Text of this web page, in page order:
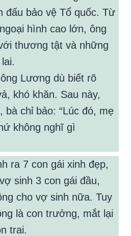
đấu bảo vệ Tổ quốc. Từ
hình cao lớn, ông
thương tật và những
Lương dù biết rõ
khó khăn. Sau này,
bà chỉ bảo: “Lúc đó, mẹ
không nghĩ gì
ra 7 con gái xinh đẹp,
sinh 3 con gái đầu,
cho vợ sinh nữa. Tuy
là con trưởng, mắt lại
trai.